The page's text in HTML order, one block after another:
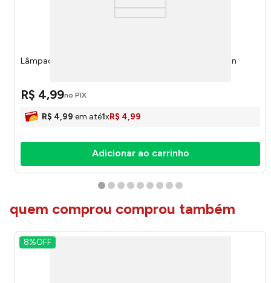
Lâmpada LED 9W 3000K Bivolt 48BLED2M09YU - Elgin
R$ 4,99no PIX
R$ 4,99 em até1xR$ 4,99
Adicionar ao carrinho
quem comprou comprou também
8%OFF